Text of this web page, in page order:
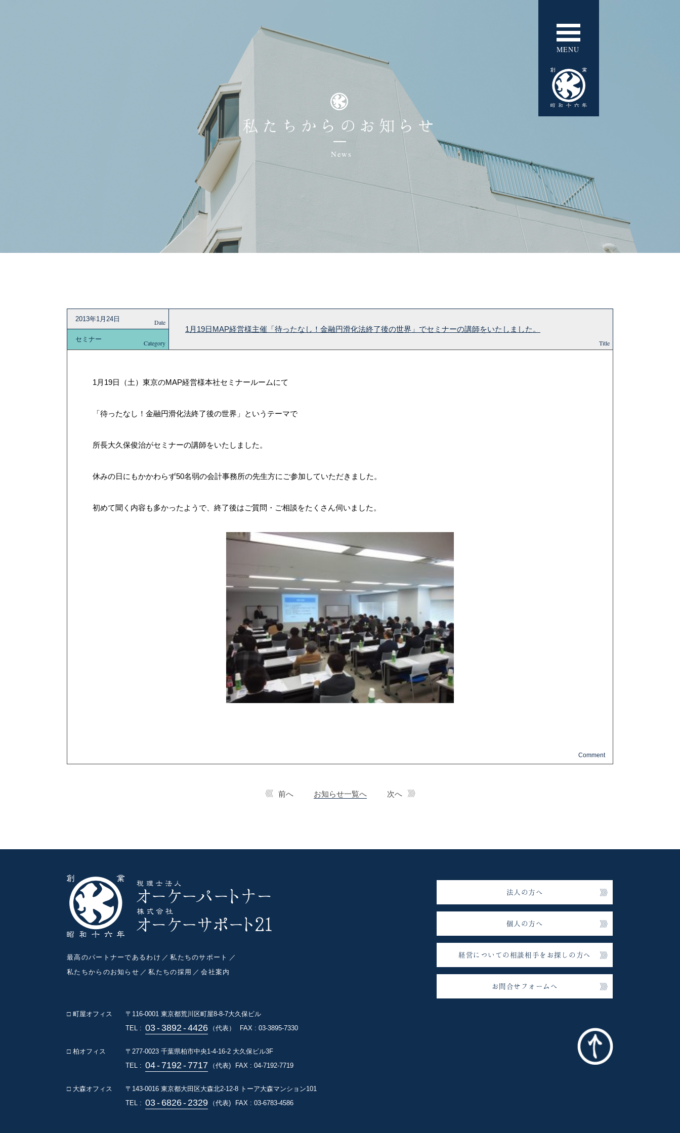
私たちからのお知らせ
News
2013年1月24日 Date
セミナー Category
1月19日MAP経営様主催「待ったなし！金融円滑化法終了後の世界」でセミナーの講師をいたしました。
Title
1月19日（土）東京のMAP経営様本社セミナールームにて
「待ったなし！金融円滑化法終了後の世界」というテーマで
所長大久保俊治がセミナーの講師をいたしました。
休みの日にもかかわらず50名弱の会計事務所の先生方にご参加していただきました。
初めて聞く内容も多かったようで、終了後はご質問・ご相談をたくさん伺いました。
前へ お知らせ一覧へ 次へ
最高のパートナーであるわけ
私たちのサポート
私たちからのお知らせ
私たちの採用 会社案内
法人の方へ
個人の方へ
経営についての相談相手をお探しの方へ
お問合せフォームへ
□ 町屋オフィス 〒116-0001 東京都荒川区町屋8-8-7大久保ビル
TEL : 03- 3892 -4426 （代表） FAX : 03-3895-7330
□ 柏オフィス 〒277-0023 千葉県柏市中央1-4-16-2 大久保ビル3F
TEL : 04- 7192 - 7717 （代表) FAX : 04-7192-7719
□ 大森オフィス 〒143-0016 東京都大田区大森北2-12-8 トーア大森マンション101
TEL : 03- 6826- 2329 （代表) FAX : 03-6783-4586